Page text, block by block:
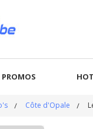
Côte d'Opale